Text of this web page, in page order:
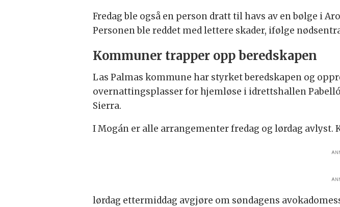
Fredag ble også en person dratt til havs av en bølge i
Personen ble reddet med lettere skader, ifølge
Kommuner trapper opp beredskapen
Las Palmas kommune har styrket beredskapen og
overnattingsplasser for hjemløse i idrettshallen
Sierra.
I Mogán er alle arrangementer fredag og lørdag avlyst.
lørdag ettermiddag avgjøre om søndagens